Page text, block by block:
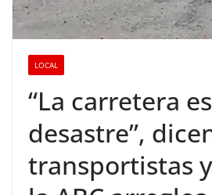
LOCAL
“La carretera
desastre”,
transportistas